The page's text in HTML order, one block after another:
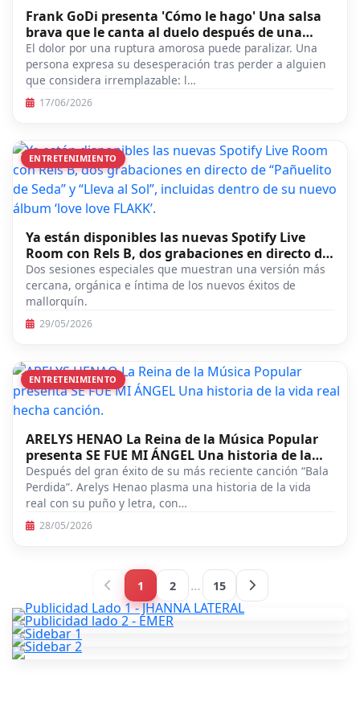
Frank GoDi presenta 'Cómo le hago' Una salsa
brava que le canta al duelo después de una
ruptura
El dolor por una ruptura amorosa puede paralizar. Una
persona expresa su desesperación tras perder a alguien
que considera irremplazable: l…
17/06/2026
ENTRETENIMIENTO
Ya están disponibles las nuevas Spotify Live
Room con Rels B, dos grabaciones en directo de
“Pañuelito de Seda” y “Lleva al Sol”, incluidas
dentro de su nuevo álbum ‘love love FLAKK’.
Dos sesiones especiales que muestran una versión más
cercana, orgánica e íntima de los nuevos éxitos de
mallorquín.
29/05/2026
ENTRETENIMIENTO
ARELYS HENAO La Reina de la Música Popular
presenta SE FUE MI ÁNGEL Una historia de la
vida real hecha canción.
Después del gran éxito de su más reciente canción “Bala
Perdida”. Arelys Henao plasma una historia de la vida
real con su puño y letra, con…
28/05/2026
1 2 … 15